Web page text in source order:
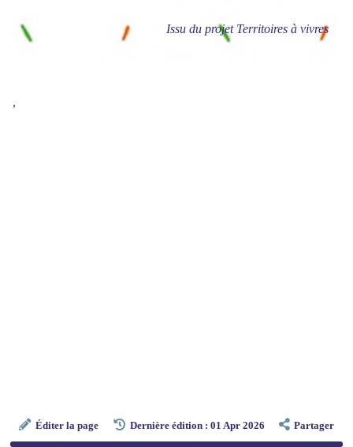
Issu du projet Territoires à vivres
,
Éditer la page Dernière édition : 01 Apr 2026 Partager